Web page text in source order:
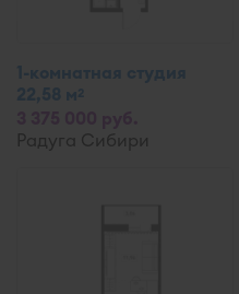
1-комнатная студия
22,58 м2
Радуга Сибири